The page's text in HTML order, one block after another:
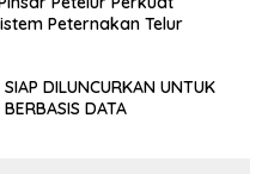
Peternakan Telur
DILUNCURKAN UNTUK
DATA